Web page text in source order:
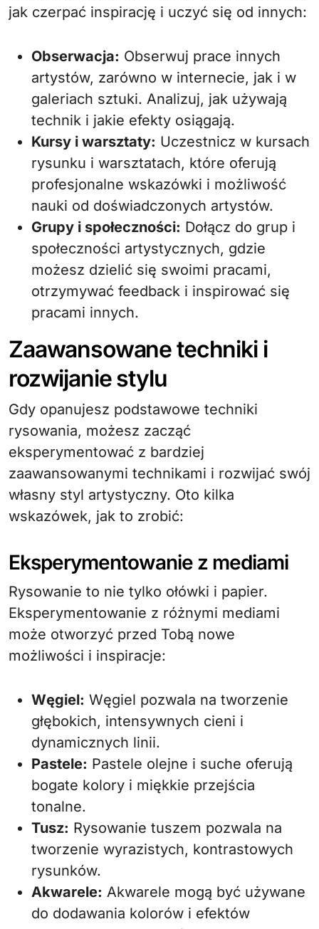
jak czerpać inspirację i uczyć się od innych:
Obserwacja: Obserwuj prace innych
artystów, zarówno w internecie, jak i w
galeriach sztuki. Analizuj, jak używają
technik i jakie efekty osiągają.
Kursy i warsztaty: Uczestnicz w kursach
rysunku i warsztatach, które oferują
profesjonalne wskazówki i możliwość
nauki od doświadczonych artystów.
Grupy i społeczności: Dołącz do grup i
społeczności artystycznych, gdzie
możesz dzielić się swoimi pracami,
otrzymywać feedback i inspirować się
pracami innych.
Zaawansowane techniki i
rozwijanie stylu
Gdy opanujesz podstawowe techniki
rysowania, możesz zacząć
eksperymentować z bardziej
zaawansowanymi technikami i rozwijać swój
własny styl artystyczny. Oto kilka
wskazówek, jak to zrobić:
Eksperymentowanie z mediami
Rysowanie to nie tylko ołówki i papier.
Eksperymentowanie z różnymi mediami
może otworzyć przed Tobą nowe
możliwości i inspiracje:
Węgiel: Węgiel pozwala na tworzenie
głębokich, intensywnych cieni i
dynamicznych linii.
Pastele: Pastele olejne i suche oferują
bogate kolory i miękkie przejścia
tonalne.
Tusz: Rysowanie tuszem pozwala na
tworzenie wyrazistych, kontrastowych
rysunków.
Akwarele: Akwarele mogą być używane
do dodawania kolorów i efektów